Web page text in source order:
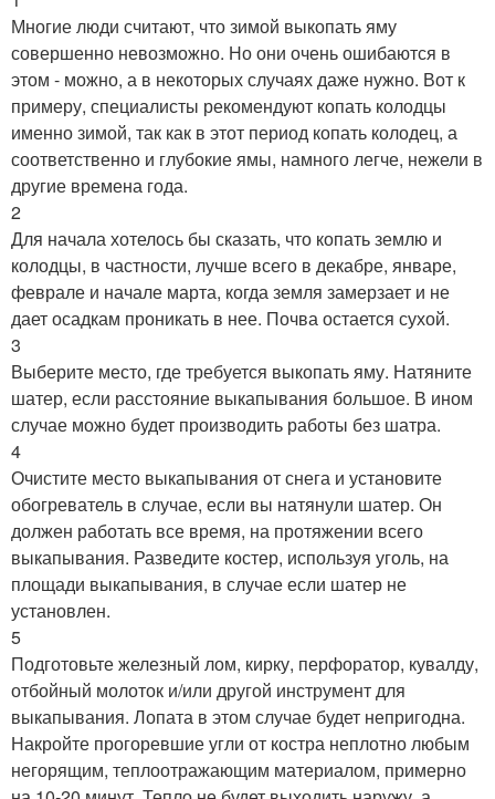
Многие люди считают, что зимой выкопать яму
совершенно невозможно. Но они очень ошибаются в
этом - можно, а в некоторых случаях даже нужно. Вот к
примеру, специалисты рекомендуют копать колодцы
именно зимой, так как в этот период копать колодец, а
соответственно и глубокие ямы, намного легче, нежели в
другие времена года.
2
Для начала хотелось бы сказать, что копать землю и
колодцы, в частности, лучше всего в декабре, январе,
феврале и начале марта, когда земля замерзает и не
дает осадкам проникать в нее. Почва остается сухой.
3
Выберите место, где требуется выкопать яму. Натяните
шатер, если расстояние выкапывания большое. В ином
случае можно будет производить работы без шатра.
4
Очистите место выкапывания от снега и установите
обогреватель в случае, если вы натянули шатер. Он
должен работать все время, на протяжении всего
выкапывания. Разведите костер, используя уголь, на
площади выкапывания, в случае если шатер не
установлен.
5
Подготовьте железный лом, кирку, перфоратор, кувалду,
отбойный молоток и/или другой инструмент для
выкапывания. Лопата в этом случае будет непригодна.
Накройте прогоревшие угли от костра неплотно любым
негорящим, теплоотражающим материалом, примерно